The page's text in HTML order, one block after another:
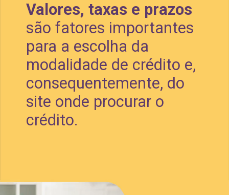
Valores, taxas e prazos
são fatores importantes
para a escolha da
modalidade de crédito e,
consequentemente, do
site onde procurar o
crédito.